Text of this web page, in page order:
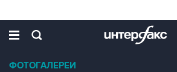
ФОТОГАЛЕРЕИ